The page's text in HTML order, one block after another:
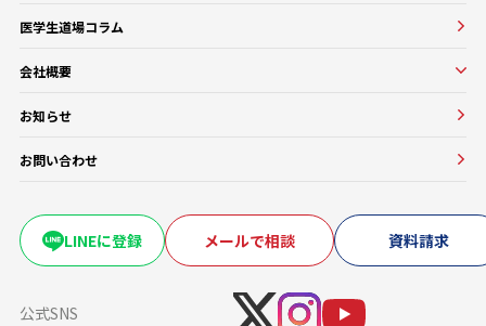
医学部基礎医学・生物学対策コース
医学部CBT対策コース
医学部OSCE対策コース
卒業試験・医帰国家試験対策コース
海外医学部コース
医学部入学前生物学準備コース
医学部入学前物理学準備コース
よくある質問
講師・教務紹介
教務一覧
医学生道場コラム
会社概要
会社概要
お知らせ
お問い合わせ
LINEに登録 メールで相談 資料請求
公式SNS